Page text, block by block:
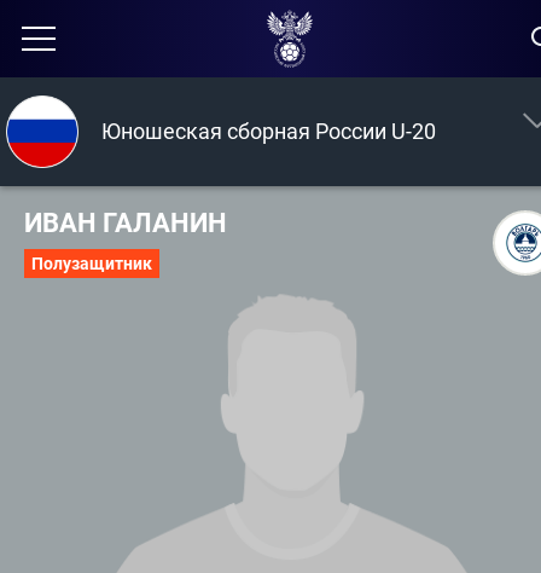
Юношеская сборная России U-20
ИВАН ГАЛАНИН
Полузащитник